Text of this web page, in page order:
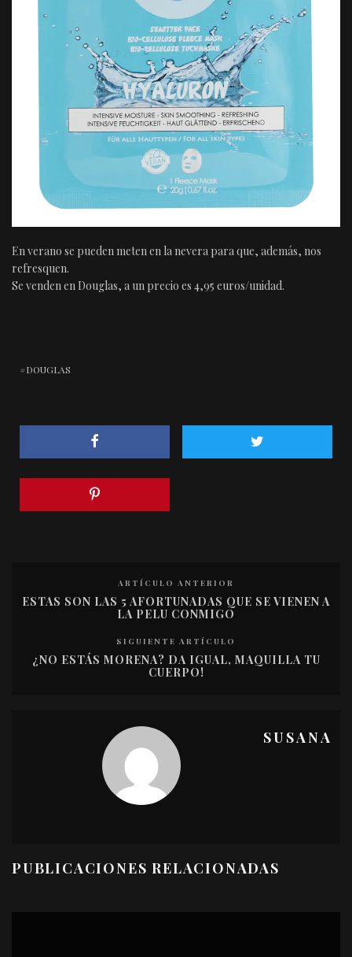
En verano se pueden meten en la nevera para que, además, nos
refresquen.
Se venden en Douglas, a un precio es 4,95 euros/unidad.
DOUGLAS
ARTÍCULO ANTERIOR
ESTAS SON LAS 5 AFORTUNADAS QUE SE VIENEN A
LA PELU CONMIGO
SIGUIENTE ARTÍCULO
¿NO ESTÁS MORENA? DA IGUAL, MAQUILLA TU
CUERPO!
SUSANA
PUBLICACIONES RELACIONADAS